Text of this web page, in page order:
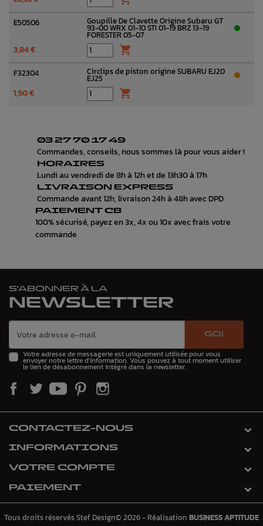
E50506 Goupille De Clavette Origine Subaru GT
93-00 WRX 01-10 STI 01-19 BRZ 13-19
FORESTER 05-07
3,84 € 
F32304 Circlips de piston origine SUBARU EJ20
EJ25
1,50 € 
03 27 70 17 49
Commandes, conseils, nous sommes là pour vous aider !
HORAIRES
Lundi au vendredi de 8h à 12h et de 13h30 à 17h
LIVRAISON EXPRESS
Commande avant 12h, livraison 24h à 48h avec DPD
PAIEMENT CB
100% sécurisé, payez en 3x, 4x ou 10x avec frais votre
commande
S'ABONNER À LA
NEWSLETTER
GO!
Votre adresse de messagerie est uniquement utilisée pour vous
envoyer notre lettre d'information. Vous pouvez à tout moment utiliser
le lien de désabonnement intégré dans la newsletter.
CONTACTEZ-NOUS
INFORMATIONS
VOTRE COMPTE
PAIEMENT
Tous droits réservés Stef Design© 2026 - Réalisation BUSINESS APTITUDE